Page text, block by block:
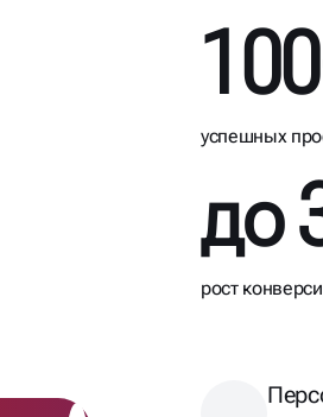
успешных
до
рост